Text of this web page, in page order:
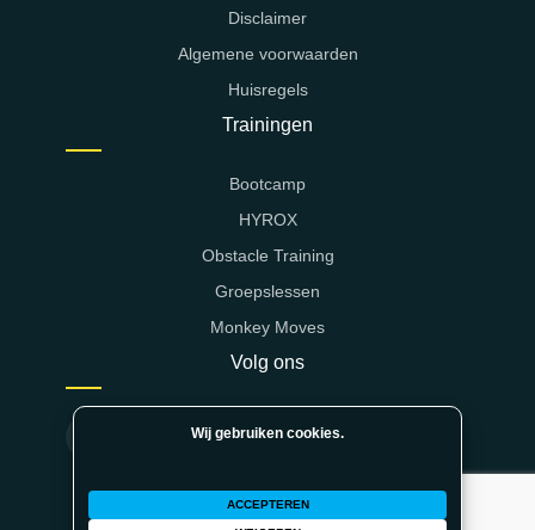
Wij gebruiken cookies.
ACCEPTEREN
Disclaimer
Algemene voorwaarden
Huisregels
Trainingen
Bootcamp
HYROX
Obstacle Training
Groepslessen
Monkey Moves
Volg ons